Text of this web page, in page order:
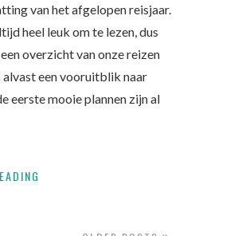
van het afgelopen reisjaar.
heel leuk om te lezen, dus
overzicht van onze reizen
alvast een vooruitblik naar
eerste mooie plannen zijn al